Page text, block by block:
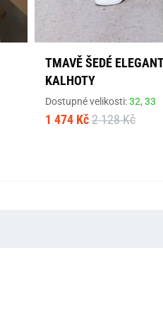
TMAVĚ ŠEDÉ
KALHOTY
Dostupné velikosti:32,33
1 474 Kč 2 128 Kč